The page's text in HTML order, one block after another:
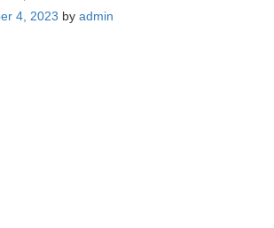
4, 2023 by admin